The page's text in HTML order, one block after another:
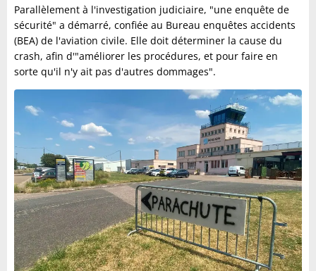
Parallèlement à l'investigation judiciaire, "une enquête de
sécurité" a démarré, confiée au Bureau enquêtes accidents
(BEA) de l'aviation civile. Elle doit déterminer la cause du
crash, afin d'"améliorer les procédures, et pour faire en
sorte qu'il n'y ait pas d'autres dommages".